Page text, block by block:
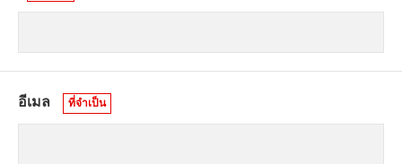
อีเมล ที่จำเป็น